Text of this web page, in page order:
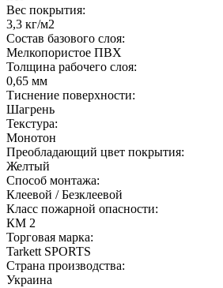
Вес покрытия:
3,3 кг/м2
Состав базового слоя:
Мелкопористое ПВХ
Толщина рабочего слоя:
0,65 мм
Тиснение поверхности:
Шагрень
Текстура:
Монотон
Преобладающий цвет покрытия:
Желтый
Способ монтажа:
Клеевой / Безклеевой
Класс пожарной опасности:
КМ 2
Торговая марка:
Tarkett SPORTS
Страна производства:
Украина